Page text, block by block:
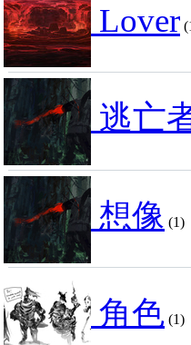
Lover
逃亡
想像 (1)
角色 (1)